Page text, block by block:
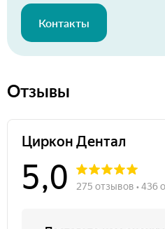
Контакты
Отзывы